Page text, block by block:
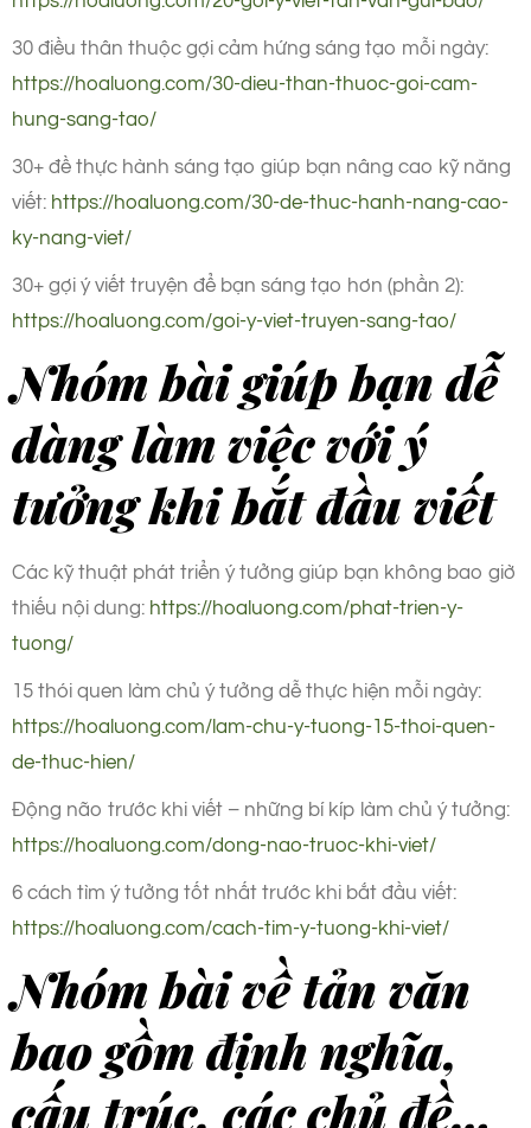
30 điều thân thuộc gợi cảm hứng sáng tạo mỗi ngày:
https://hoaluong.com/30-dieu-than-thuoc-goi-cam-
hung-sang-tao/
30+ đề thực hành sáng tạo giúp bạn nâng cao kỹ năng
viết: https://hoaluong.com/30-de-thuc-hanh-nang-cao-
ky-nang-viet/
30+ gợi ý viết truyện để bạn sáng tạo hơn (phần 2):
https://hoaluong.com/goi-y-viet-truyen-sang-tao/
Nhóm bài giúp bạn dễ
dàng làm việc với ý
tưởng khi bắt đầu viết
Các kỹ thuật phát triển ý tưởng giúp bạn không bao giờ
thiếu nội dung: https://hoaluong.com/phat-trien-y-
tuong/
15 thói quen làm chủ ý tưởng dễ thực hiện mỗi ngày:
https://hoaluong.com/lam-chu-y-tuong-15-thoi-quen-
de-thuc-hien/
Động não trước khi viết – những bí kíp làm chủ ý tưởng:
https://hoaluong.com/dong-nao-truoc-khi-viet/
6 cách tìm ý tưởng tốt nhất trước khi bắt đầu viết:
https://hoaluong.com/cach-tim-y-tuong-khi-viet/
Nhóm bài về tản văn
bao gồm định nghĩa,
cấu trúc, các chủ đề…